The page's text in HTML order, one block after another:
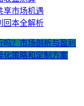
享市场机遇
回本全解析
？市场剖析与盈利
化策略和定制方案